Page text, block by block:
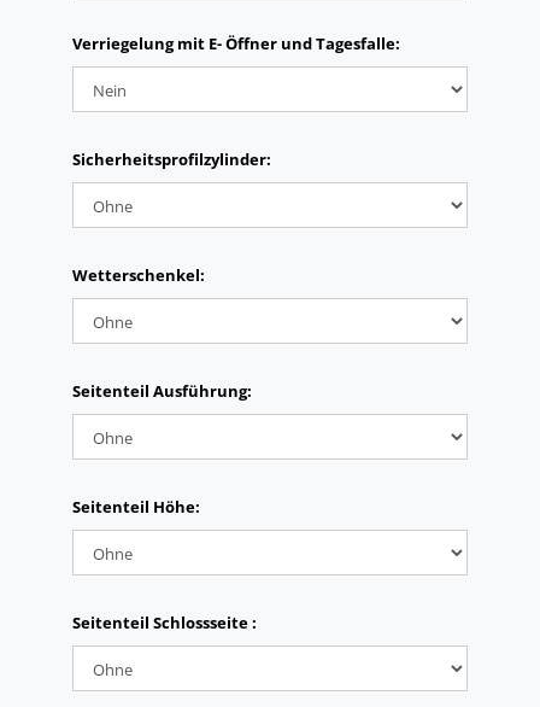
Verriegelung mit E- Öffner und Tagesfalle:
Sicherheitsprofilzylinder:
Wetterschenkel:
Seitenteil Ausführung:
Seitenteil Höhe:
Seitenteil Schlossseite :